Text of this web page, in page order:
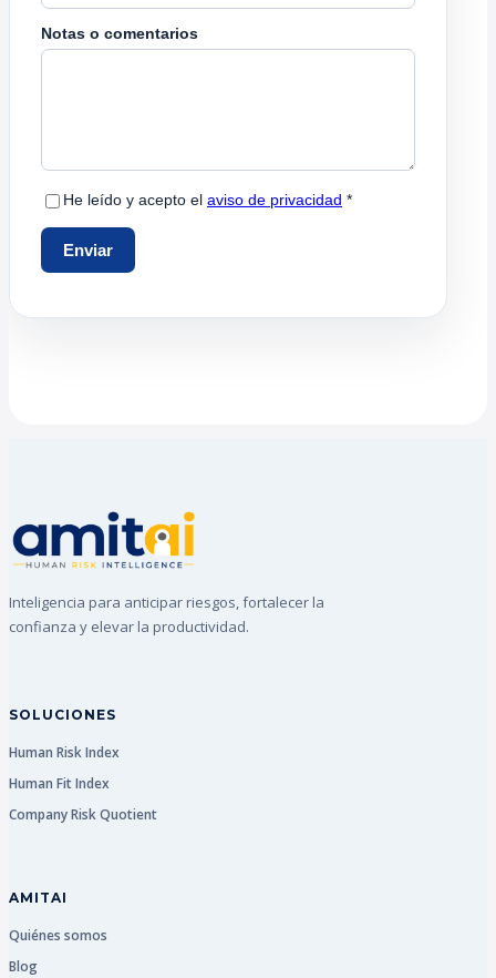
Inteligencia para anticipar riesgos, fortalecer la
confianza y elevar la productividad.
SOLUCIONES
Human Risk Index
Human Fit Index
Company Risk Quotient
AMITAI
Quiénes somos
Blog